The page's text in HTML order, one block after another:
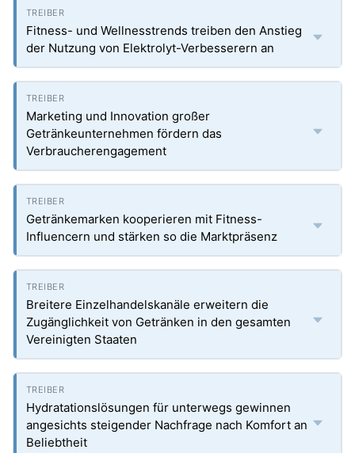
Fitness- und Wellnesstrends treiben den Anstieg
der Nutzung von Elektrolyt-Verbesserern an
Marketing und Innovation großer
Getränkeunternehmen fördern das
Verbraucherengagement
Getränkemarken kooperieren mit Fitness-
Influencern und stärken so die Marktpräsenz
Breitere Einzelhandelskanäle erweitern die
Zugänglichkeit von Getränken in den gesamten
Vereinigten Staaten
Hydratationslösungen für unterwegs gewinnen
angesichts steigender Nachfrage nach Komfort an
Beliebtheit